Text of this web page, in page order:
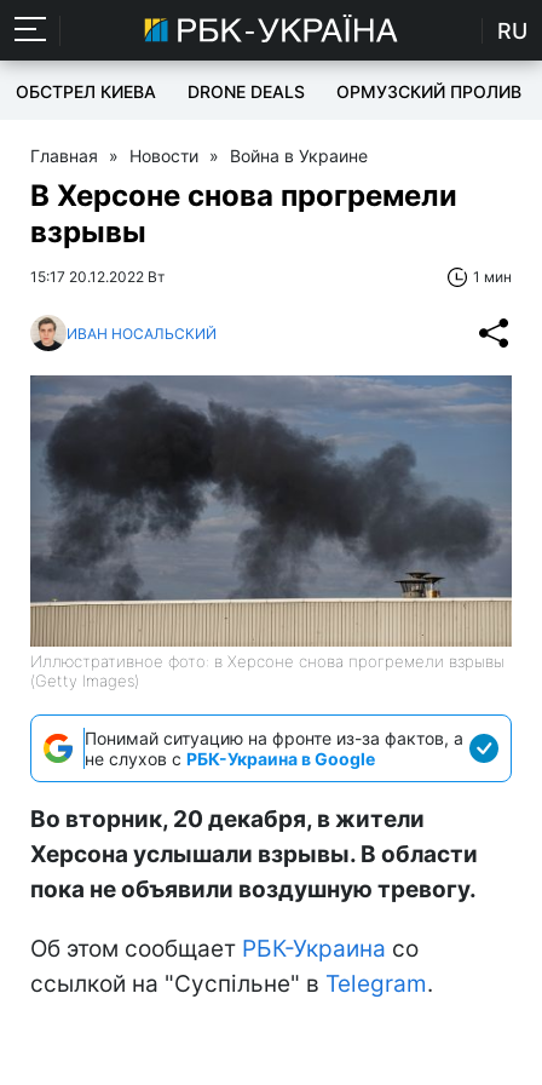
RU
ОБСТРЕЛ КИЕВА DRONE DEALS ОРМУЗСКИЙ ПРОЛИВ
Главная » Новости » Война в Украине
В Херсоне снова прогремели
взрывы
15:17 20.12.2022 Вт 1 мин
ИВАН НОСАЛЬСКИЙ
Иллюстративное фото: в Херсоне снова прогремели взрывы
(Getty Images)
Понимай ситуацию на фронте из-за фактов, а
не слухов с РБК-Украина в Google
Во вторник, 20 декабря, в жители
Херсона услышали взрывы. В области
пока не объявили воздушную тревогу.
Об этом сообщает РБК-Украина со
ссылкой на "Суспільне" в Telegram.